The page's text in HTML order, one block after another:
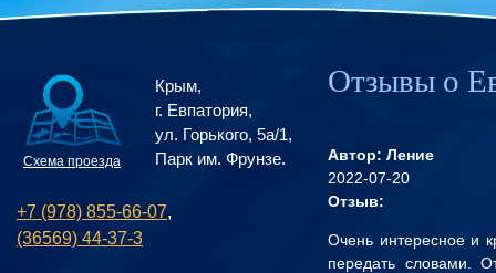
Отзывы о
Автор: Ление
2022-07-20
Отзыв:
Очень интересное и
передать словами.
Схема проезда
Крым,
г. Евпатория,
ул. Горького, 5а/1,
Парк им. Фрунзе.
+7 (978) 855-66-07,
(36569) 44-37-3